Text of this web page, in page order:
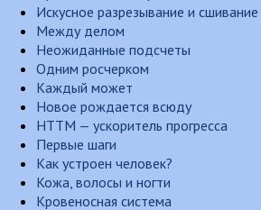
Искусное разрезывание и сшивание
Между делом
Неожиданные подсчеты
Одним росчерком
Каждый может
Новое рождается всюду
НТТМ — ускоритель прогресса
Первые шаги
Как устроен человек?
Кожа, волосы и ногти
Кровеносная система